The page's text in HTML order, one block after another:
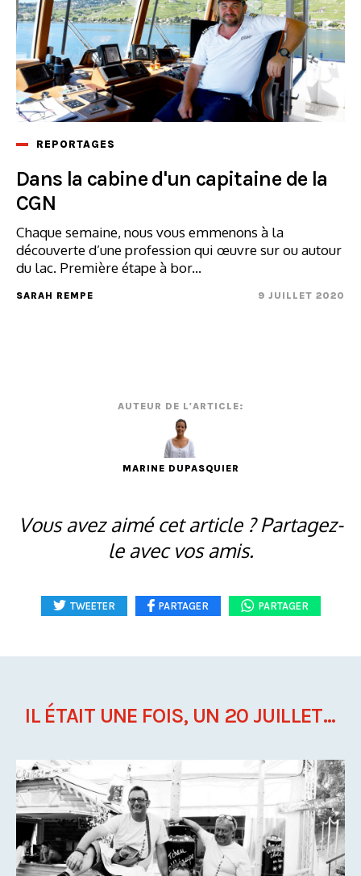
REPORTAGES
Dans la cabine d'un capitaine de la
CGN
Chaque semaine, nous vous emmenons à la
découverte d’une profession qui œuvre sur ou autour
du lac. Première étape à bor...
SARAH REMPE 9 JUILLET 2020
AUTEUR DE L'ARTICLE:
MARINE DUPASQUIER
Vous avez aimé cet article ? Partagez-
le avec vos amis.
TWEETER PARTAGER PARTAGER
IL ÉTAIT UNE FOIS, UN 20 JUILLET...